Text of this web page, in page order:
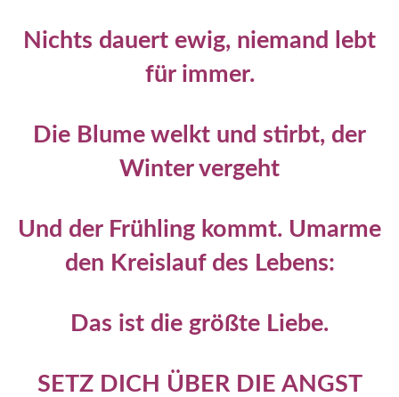
Nichts dauert ewig, niemand lebt
für immer.
Die Blume welkt und stirbt, der
Winter vergeht
Und der Frühling kommt. Umarme
den Kreislauf des Lebens:
Das ist die größte Liebe.
SETZ DICH ÜBER DIE ANGST